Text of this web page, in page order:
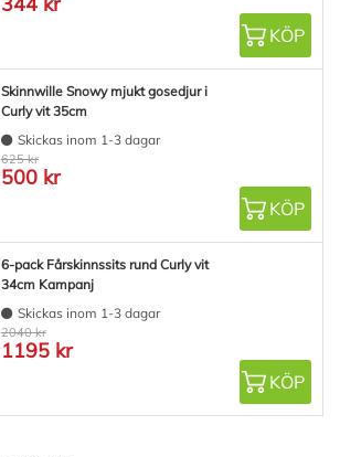
KÖP
Skinnwille Snowy mjukt gosedjur i
Curly vit 35cm
Skickas inom 1-3 dagar
625 kr
500 kr
KÖP
6-pack Fårskinnssits rund Curly vit
34cm Kampanj
Skickas inom 1-3 dagar
2040 kr
1195 kr
KÖP